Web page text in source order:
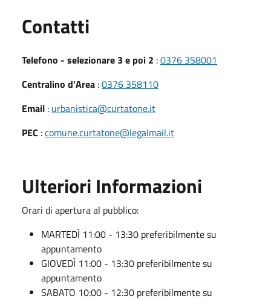
Contatti
Telefono - selezionare 3 e poi 2 :0376 358001
Centralino d'Area :0376 358110
Email : urbanistica@curtatone.it
PEC :comune.curtatone@legalmail.it
Ulteriori Informazioni
Orari di apertura al pubblico:
MARTEDÌ 11:00 - 13:30 preferibilmente su
appuntamento
GIOVEDÌ 11:00 - 13:30 preferibilmente su
appuntamento
SABATO 10:00 - 12:30 preferibilmente su